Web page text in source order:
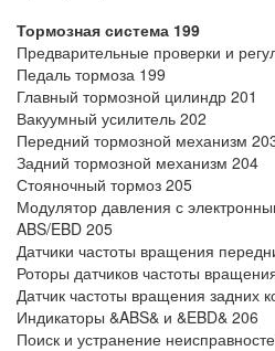
Тормозная система 199
Предварительные проверки и
Педаль тормоза 199
Главный тормозной цилиндр 201
Вакуумный усилитель 202
Передний тормозной механизм
Задний тормозной механизм 204
Стояночный тормоз 205
Модулятор давления с
ABS/EBD 205
Датчики частоты вращения
Роторы датчиков частоты
Датчик частоты вращения задних
Индикаторы &ABS& и &EBD& 206
Поиск и устранение